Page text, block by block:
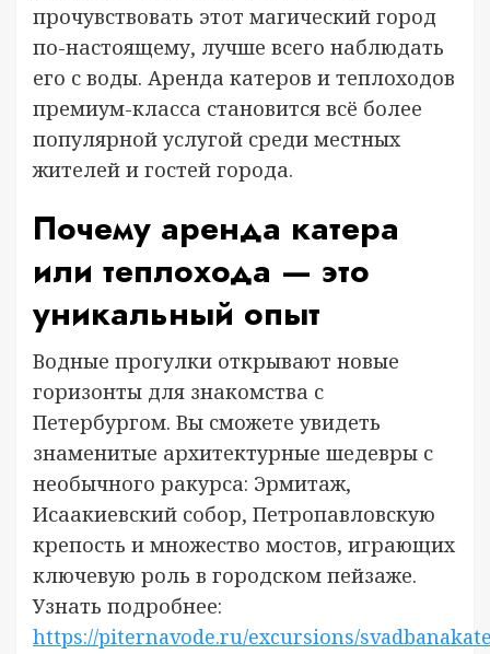
прочувствовать этот магический город
по-настоящему, лучше всего наблюдать
его с воды. Аренда катеров и теплоходов
премиум-класса становится всё более
популярной услугой среди местных
жителей и гостей города.
Почему аренда катера
или теплохода — это
уникальный опыт
Водные прогулки открывают новые
горизонты для знакомства с
Петербургом. Вы сможете увидеть
знаменитые архитектурные шедевры с
необычного ракурса: Эрмитаж,
Исаакиевский собор, Петропавловскую
крепость и множество мостов, играющих
ключевую роль в городском пейзаже.
Узнать подробнее:
https://piternavode.ru/excursions/